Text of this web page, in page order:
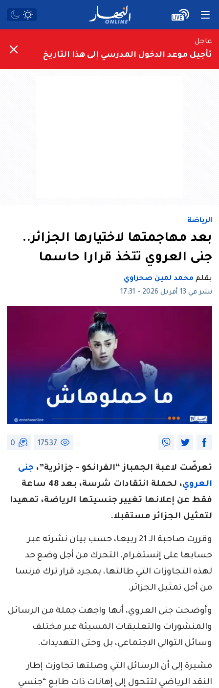
عاجل
تأجيل موعد الدخول المدرسي إلى هذا التاريخ
الرياضة
بعد مهاجمتها لاختيارها الجزائر..
جنى العروي تتخذ قرارا حاسما
بقلم محمد لمين صحراوي
نشر في 13 أفريل 2026 - 17:31
17537
0
تعرضّت لاعبة الجمباز “الفرانكو - جزائرية”، جنى
العروي
، لحملة انتقادات شرسة، بعد 48 ساعة
فقط عن إعلانها تغيير جنسيتها الرياضة، تمهيدا
لتمثيل الجزائر مستقبلا.
وقررت صاحبة الـ 21 ربيعا، حسب بيان نشرته عبر
حسابها على إنستغرام، التحرك من أجل وضع حد
لهذه التجاوزات التي طالتها، بمجرد قرار ترك فرنسا
من أجل تمثيل الجزائر.
وأوضحت جنى العروي، أنها واجهت جملة من الرسائل
والمنشورات والتعليقات المسيئة عبر مختلف
وسائل التوالي الاجتماعي، بل وحتى التهديدات.
مشيرة إلى أن الرسائل التي وصلتها تجاوزت إطار
النقد الرياضي لتتحول إلى إهانات ذات طابع “جنسي